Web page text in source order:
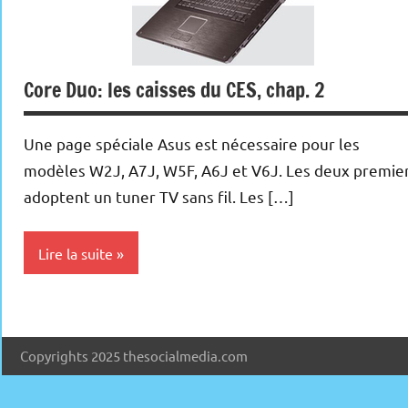
Core Duo: les caisses du CES, chap. 2
Une page spéciale Asus est nécessaire pour les
modèles W2J, A7J, W5F, A6J et V6J. Les deux
adoptent un tuner TV sans fil. Les […]
Lire la suite
Internet
Copyrights 2025 thesocialmedia.com